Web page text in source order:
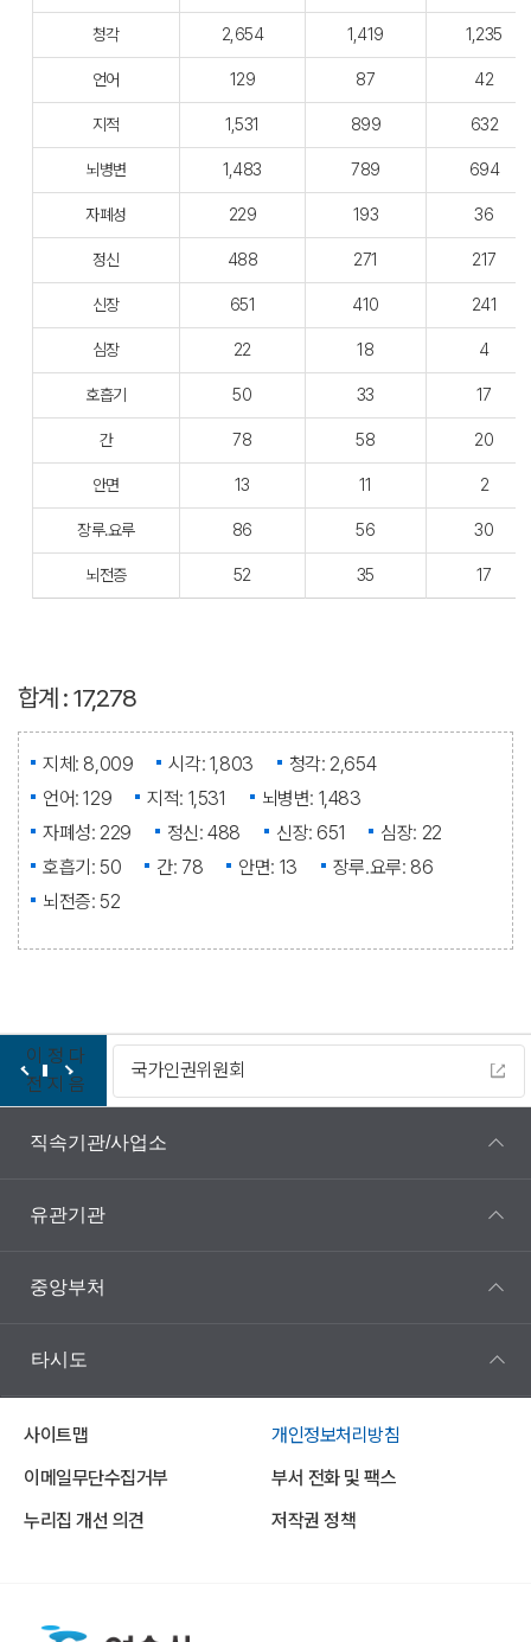
청각 2,654 1,419 1,235
언어 129 87 42
지적 1,531 899 632
뇌병변 1,483 789 694
자폐성 229 193 36
정신 488 271 217
신장 651 410 241
심장 22 18 4
호흡기 50 33 17
간 78 58 20
안면 13 11 2
장루.요루 86 56 30
뇌전증 52 35 17
합계 : 17,278
지체: 8,009 시각: 1,803
청각: 2,654
언어: 129
지적: 1,531
뇌병변: 1,483
자폐성: 229
정신: 488 신장: 651
심장: 22
호흡기: 50
간: 78 안면: 13
장루.요루: 86
뇌전증: 52
이
전
정
지
다
음
인권위원회
직속기관/사업소
유관기관
중앙부처
타시도
사이트맵
개인정보처리방침
이메일무단수집거부
부서 전화 및 팩스
누리집 개선 의견
저작권 정책